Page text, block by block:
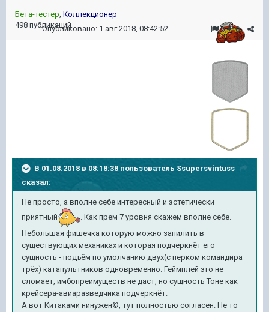
Бета-тестер, Коллекционер
498 публикаций
#10
Опубликовано: 1 авг 2018, 08:42:52
В 01.08.2018 в 08:18:38 пользователь Ssupersvintuss
сказал:
Не просто, а вполне себе интересный и эстетически
приятный
. Как прем 7 уровня скажем вполне себе.
Небольшая фишечка которую можно запилить в
существующих механиках и которая подчеркнёт его
сущность - подъём по умолчанию двух(с перком командира
трёх) катапультников одновременно. Геймплей это не
сломает, имбопреимуществ не даст, но сущность Тоне как
крейсера-авиаразведчика подчеркнёт.
А вот Китаками нинужен©, тут полностью согласен. Не то